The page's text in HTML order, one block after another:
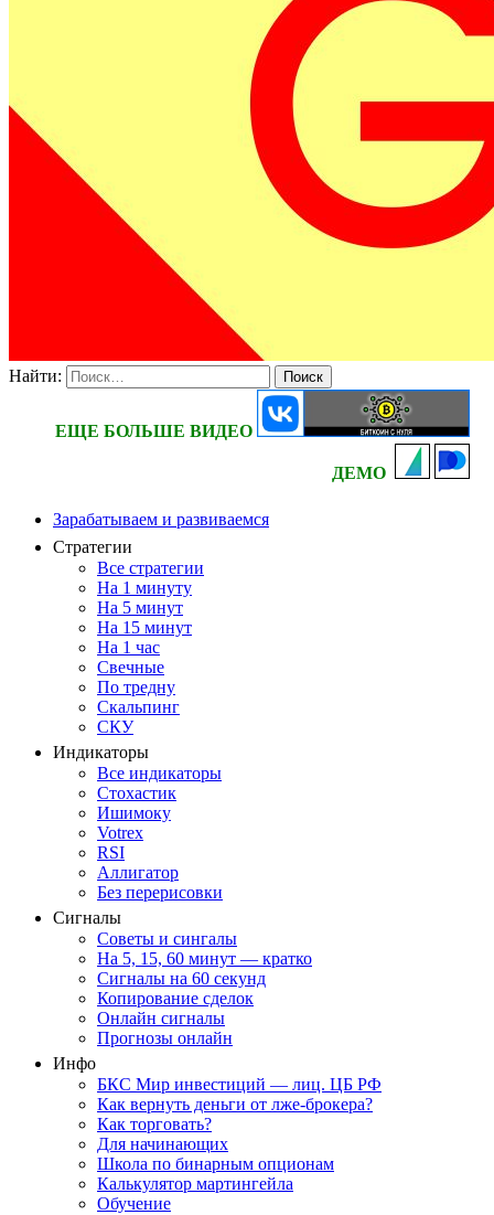
Найти:
ЕЩЕ БОЛЬШЕ ВИДЕО
ДЕМО
Зарабатываем и развиваемся
Стратегии
Все стратегии
На 1 минуту
На 5 минут
На 15 минут
На 1 час
Свечные
По тредну
Скальпинг
СКУ
Индикаторы
Все индикаторы
Стохастик
Ишимоку
Votrex
RSI
Аллигатор
Без перерисовки
Сигналы
Советы и сингалы
На 5, 15, 60 минут — кратко
Сигналы на 60 секунд
Копирование сделок
Онлайн сигналы
Прогнозы онлайн
Инфо
БКС Мир инвестиций — лиц. ЦБ РФ
Как вернуть деньги от лже-брокера?
Как торговать?
Для начинающих
Школа по бинарным опционам
Калькулятор мартингейла
Обучение